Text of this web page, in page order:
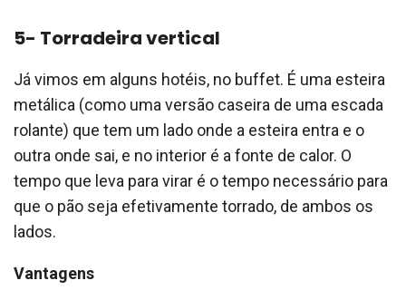
5- Torradeira vertical
Já vimos em alguns hotéis, no buffet. É uma esteira
metálica (como uma versão caseira de uma escada
rolante) que tem um lado onde a esteira entra e o
outra onde sai, e no interior é a fonte de calor. O
tempo que leva para virar é o tempo necessário para
que o pão seja efetivamente torrado, de ambos os
lados.
Vantagens